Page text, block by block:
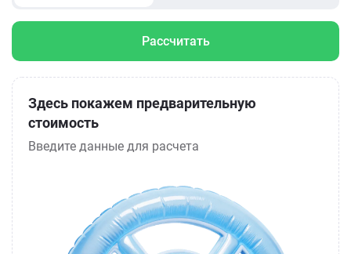
Рассчитать
Здесь покажем предварительную
стоимость
Введите данные для расчета